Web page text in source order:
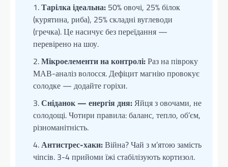
Тарілка ідеальна: 50% овочі, 25% білок
(курятина, риба), 25% складні вуглеводи
(гречка). Це насичує без переїдання —
перевірено на шоу.
Мікроелементи на контролі:Раз на півроку
МАВ-аналіз волосся. Дефіцит магнію провокує
солодке — додайте горіхи.
Сніданок — енергія дня:Яйця з овочами, не
солодощі. Чотири правила: баланс, тепло, об’єм,
різноманітність.
Антистрес-хаки:Війна? Чай з м’ятою замість
чіпсів. 3-4 прийоми їжі стабілізують кортизол.